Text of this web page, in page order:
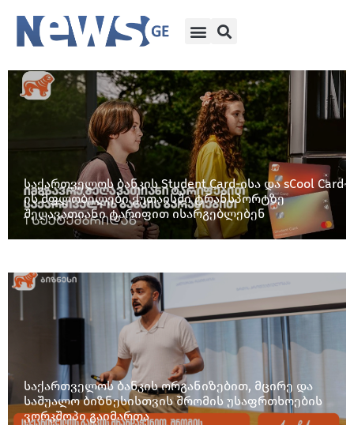
საქართველოს ბანკის Student Card-ისა და sCool Card-
ის მფლობელები ქუთაისში ტრანსპორტზე
შეღავათიანი ტარიფით ისარგებლებენ
საქართველოს ბანკის ორგანიზებით, მცირე და
საშუალო ბიზნესისთვის შრომის უსაფრთხოების
ვორკშოპი გაიმართა